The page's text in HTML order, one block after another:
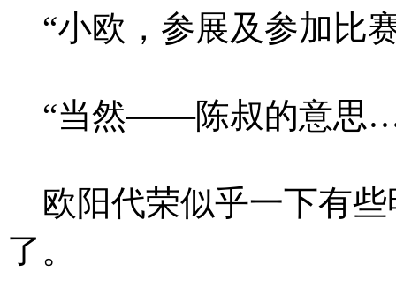
“小欧，参展及参加比
“当然——陈叔的意思
欧阳代荣似乎一下有些
了。